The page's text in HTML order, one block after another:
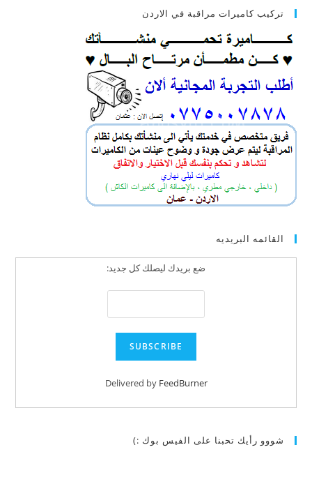
تركيب كاميرات مراقبة في الاردن
القائمه البريديه
ضع بريدك ليصلك كل جديد:
Delivered by FeedBurner
شووو رأيك تحبنا على الفيس بوك :)